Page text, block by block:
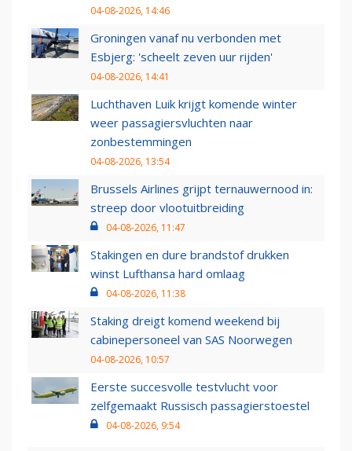
04-08-2026, 14:46
Groningen vanaf nu verbonden met
Esbjerg: 'scheelt zeven uur rijden'
04-08-2026, 14:41
Luchthaven Luik krijgt komende winter
weer passagiersvluchten naar
zonbestemmingen
04-08-2026, 13:54
Brussels Airlines grijpt ternauwernood in:
streep door vlootuitbreiding
04-08-2026, 11:47
Stakingen en dure brandstof drukken
winst Lufthansa hard omlaag
04-08-2026, 11:38
Staking dreigt komend weekend bij
cabinepersoneel van SAS Noorwegen
04-08-2026, 10:57
Eerste succesvolle testvlucht voor
zelfgemaakt Russisch passagierstoestel
04-08-2026, 9:54